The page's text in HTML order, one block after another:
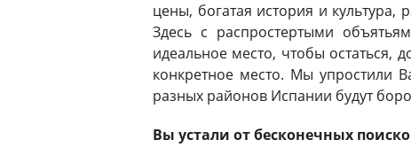
цены, богатая история и
Здесь с распростертыми
идеальное место, чтобы остаться,
конкретное место. Мы упростили
разных районов Испании будут
Вы устали от бесконечных